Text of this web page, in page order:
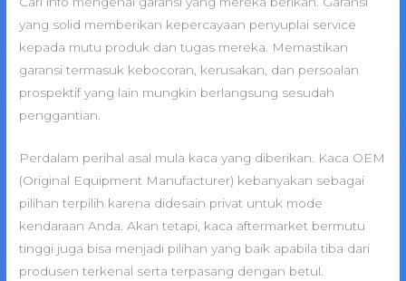
yang solid memberikan kepercayaan penyuplai service
kepada mutu produk dan tugas mereka. Memastikan
garansi termasuk kebocoran, kerusakan, dan persoalan
prospektif yang lain mungkin berlangsung sesudah
penggantian.
Perdalam perihal asal mula kaca yang diberikan. Kaca OEM
(Original Equipment Manufacturer) kebanyakan sebagai
pilihan terpilih karena didesain privat untuk mode
kendaraan Anda. Akan tetapi, kaca aftermarket bermutu
tinggi juga bisa menjadi pilihan yang baik apabila tiba dari
produsen terkenal serta terpasang dengan betul.